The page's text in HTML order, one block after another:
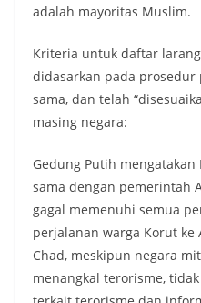
adalah mayoritas Muslim.
Kriteria untuk daftar
didasarkan pada prosedur
sama, dan telah
masing negara:
Gedung Putih
sama dengan pemerintah
gagal memenuhi semua
perjalanan warga Korut ke
Chad, meskipun negara
menangkal terorisme,